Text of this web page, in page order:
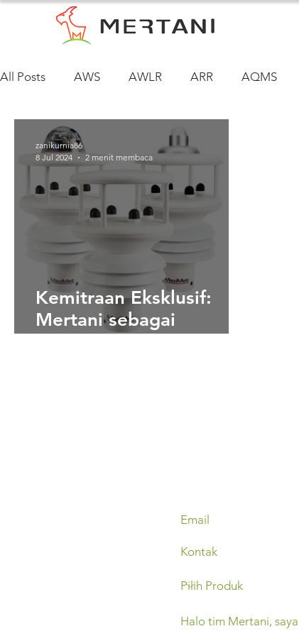
All Posts AWS AWLR ARR AQMS
Siklus Air Tanah
Kemitraan Eksklusif:
Mertani sebagai
zanikurnia86
8 Jul 2024
2 menit membaca